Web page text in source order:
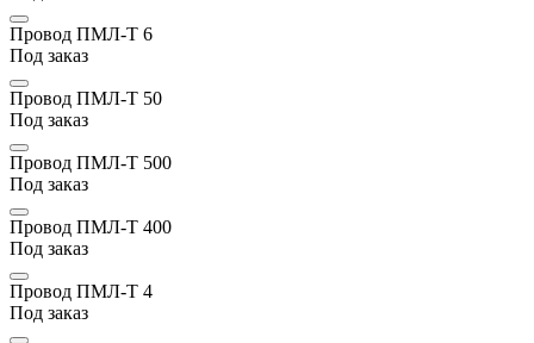
Провод ПМЛ-Т 6
Под заказ
Провод ПМЛ-Т 50
Под заказ
Провод ПМЛ-Т 500
Под заказ
Провод ПМЛ-Т 400
Под заказ
Провод ПМЛ-Т 4
Под заказ